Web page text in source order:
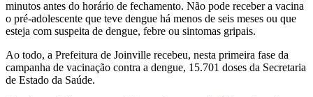
minutos antes do horário de fechamento. Não pode receber a vacina
o pré-adolescente que teve dengue há menos de seis meses ou que
esteja com suspeita de dengue, febre ou sintomas gripais.
Ao todo, a Prefeitura de Joinville recebeu, nesta primeira fase da
campanha de vacinação contra a dengue, 15.701 doses da Secretaria
de Estado da Saúde.